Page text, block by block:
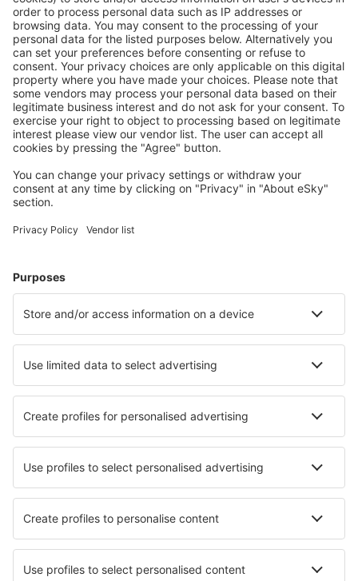
Planifică ȋn siguranţă
Rezervare fără griji cu opțiune gratuită de anulare.
Economiseşte mai mult
Prețuri atractive și oferte speciale pentru utilizatorii
conectați.
Alege din peste 1,3 mil. de opţiuni: hoteluri, cabane,
apartamente și altele.
Cazare în Columbia - Orașe populare
Cazare La Calera Cazare în Santa Marta
Cazare în Cartagena Cazare în Medelin
Cazare în Sogamoso Cazare în San Jose del Guaviare
Cele mai bune locuri de cazare - orașe
Cazare în Faulquemont Cazare Abomey
Cazare în Benasal Cazare în Barton